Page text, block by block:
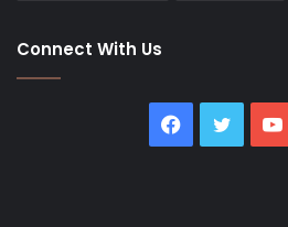
Connect With Us
Facebook
Twitter